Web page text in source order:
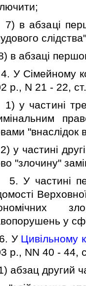
в абзацi
в абзацi
Сiмейному
р., N 21 - 22,
частинi
"внаслiдок
частинi
"злочину"
У частинi
у
У Цивiльному
р., NN 40 - 44,
другий